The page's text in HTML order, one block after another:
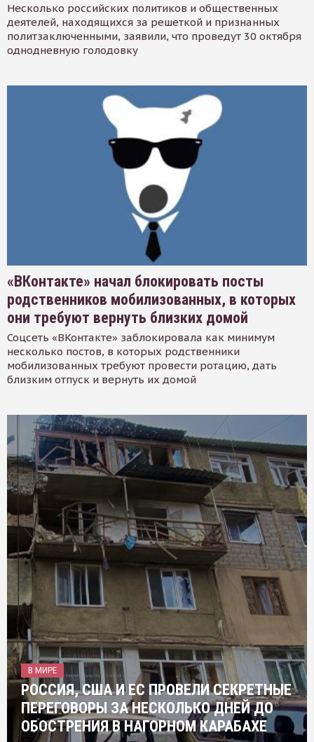
Несколько российских политиков и общественных
деятелей, находящихся за решеткой и признанных
политзаключенными, заявили, что проведут 30 октября
однодневную голодовку
«ВКонтакте» начал блокировать посты
родственников мобилизованных, в которых
они требуют вернуть близких домой
Соцсеть «ВКонтакте» заблокировала как минимум
несколько постов, в которых родственники
мобилизованных требуют провести ротацию, дать
близким отпуск и вернуть их домой
В МИРЕ
РОССИЯ, США И ЕС ПРОВЕЛИ СЕКРЕТНЫЕ
ПЕРЕГОВОРЫ ЗА НЕСКОЛЬКО ДНЕЙ ДО
ОБОСТРЕНИЯ В НАГОРНОМ КАРАБАХЕ